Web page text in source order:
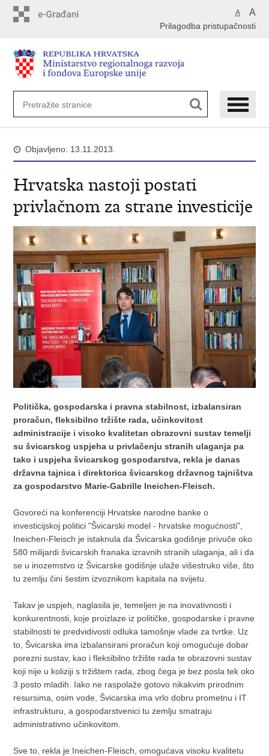
A A
Prilagodba pristupačnosti
Objavljeno: 13.11.2013.
Hrvatska nastoji postati
privlačnom za strane investicije
Politička, gospodarska i pravna stabilnost, izbalansiran
proračun, fleksibilno tržište rada, učinkovitost
administracije i visoko kvalitetan obrazovni sustav temelji
su švicarskog uspjeha u privlačenju stranih ulaganja pa
tako i uspjeha švicarskog gospodarstva, rekla je danas
državna tajnica i direktorica švicarskog državnog tajništva
za gospodarstvo Marie-Gabrille Ineichen-Fleisch.
Govoreći na konferenciji Hrvatske narodne banke o
investicijskoj politici "Švicarski model - hrvatske mogućnosti",
Ineichen-Fleisch je istaknula da Švicarska godišnje privuče oko
580 milijardi švicarskih franaka izravnih stranih ulaganja, ali i da
se u inozemstvo iz Švicarske godišnje ulaže višestruko više, što
tu zemlju čini šestim izvoznikom kapitala na svijetu.
Takav je uspjeh, naglasila je, temeljen je na inovativnosti i
konkurentnosti, koje proizlaze iz političke, gospodarske i pravne
stabilnosti te predvidivosti odluka tamošnje vlade za tvrtke. Uz
to, Švicarska ima izbalansirani proračun koji omogućuje dobar
porezni sustav, kao i fleksibilno tržište rada te obrazovni sustav
koji nije u koliziji s tržištem rada, zbog čega je bez posla tek oko
3 posto mladih. Iako ne raspolaže gotovo nikakvim prirodnim
resursima, osim vode, Švicarska ima vrlo dobru prometnu i IT
infrastrukturu, a gospodarstvenici tu zemlju smatraju
administrativno učinkovitom.
Sve to, rekla je Ineichen-Fleisch, omogućava visoku kvalitetu